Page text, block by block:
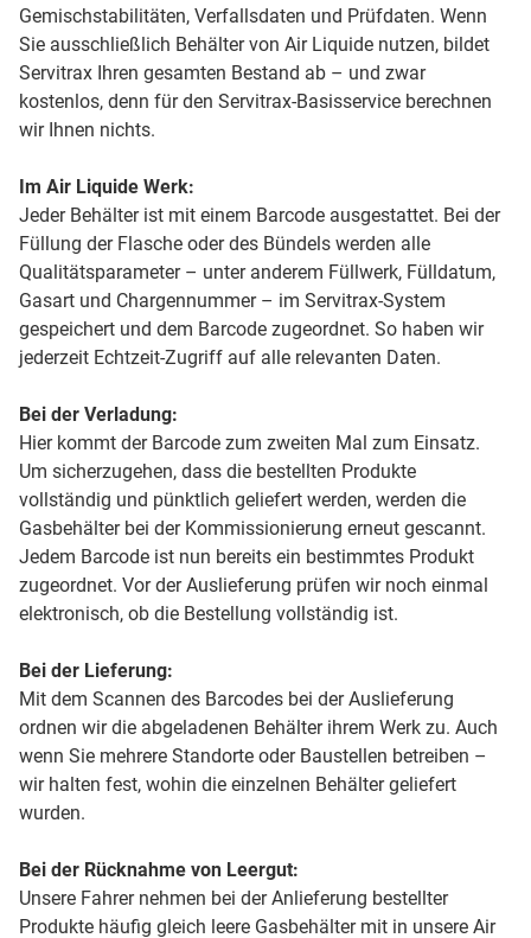
Gemischstabilitäten, Verfallsdaten und Prüfdaten. Wenn
Sie ausschließlich Behälter von Air Liquide nutzen, bildet
Servitrax Ihren gesamten Bestand ab – und zwar
kostenlos, denn für den Servitrax-Basisservice berechnen
wir Ihnen nichts.
Im Air Liquide Werk:
Jeder Behälter ist mit einem Barcode ausgestattet. Bei der
Füllung der Flasche oder des Bündels werden alle
Qualitätsparameter – unter anderem Füllwerk, Fülldatum,
Gasart und Chargennummer – im Servitrax-System
gespeichert und dem Barcode zugeordnet. So haben wir
jederzeit Echtzeit-Zugriff auf alle relevanten Daten.
Bei der Verladung:
Hier kommt der Barcode zum zweiten Mal zum Einsatz.
Um sicherzugehen, dass die bestellten Produkte
vollständig und pünktlich geliefert werden, werden die
Gasbehälter bei der Kommissionierung erneut gescannt.
Jedem Barcode ist nun bereits ein bestimmtes Produkt
zugeordnet. Vor der Auslieferung prüfen wir noch einmal
elektronisch, ob die Bestellung vollständig ist.
Bei der Lieferung:
Mit dem Scannen des Barcodes bei der Auslieferung
ordnen wir die abgeladenen Behälter ihrem Werk zu. Auch
wenn Sie mehrere Standorte oder Baustellen betreiben –
wir halten fest, wohin die einzelnen Behälter geliefert
wurden.
Bei der Rücknahme von Leergut:
Unsere Fahrer nehmen bei der Anlieferung bestellter
Produkte häufig gleich leere Gasbehälter mit in unsere Air